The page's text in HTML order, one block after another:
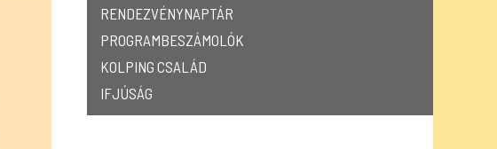
RENDEZVÉNYNAPTÁR
PROGRAMBESZÁMOLÓK
KOLPING CSALÁD
IFJÚSÁG